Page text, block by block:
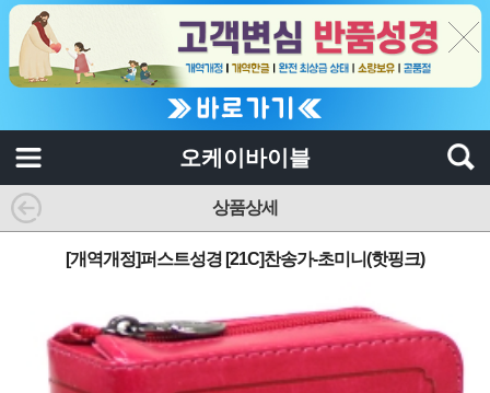
오케이바이블
상품상세
[개역개정]퍼스트성경 [21C]찬송가-초미니(핫핑크)